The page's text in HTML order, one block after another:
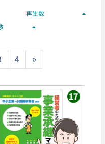
再生数
4 »